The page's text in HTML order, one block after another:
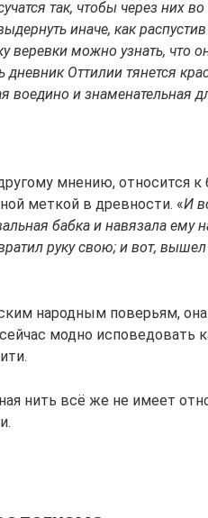
так, чтобы через них
иначе, как
можно узнать, что
дневник Оттилии тянется
воедино и знаменательная
мнению, относится
меткой в древности. «И
бабка и навязала ему
руку свою; и вот,
народным поверьям,
модно исповедовать
нить всё же не имеет